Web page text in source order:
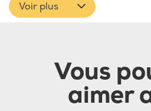
Voir plus
Vous
aimer